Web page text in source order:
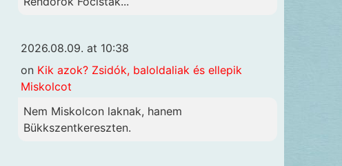
2026.08.09. at 10:38
on Kik azok? Zsidók, baloldaliak és ellepik
Miskolcot
Nem Miskolcon laknak, hanem
Bükkszentkereszten.